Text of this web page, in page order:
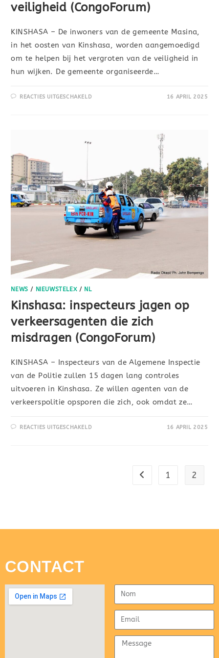
veiligheid (CongoForum)
KINSHASA – De inwoners van de gemeente Masina,
in het oosten van Kinshasa, worden aangemoedigd
om te helpen bij het vergroten van de veiligheid in
hun wijken. De gemeente organiseerde…
REACTIES UITGESCHAKELD 16 APRIL 2025
NEWS / NIEUWSTELEX/ NL
Kinshasa: inspecteurs jagen op
verkeersagenten die zich
misdragen (CongoForum)
KINSHASA – Inspecteurs van de Algemene Inspectie
van de Politie zullen 15 dagen lang controles
uitvoeren in Kinshasa. Ze willen agenten van de
verkeerspolitie opsporen die zich, ook omdat ze…
REACTIES UITGESCHAKELD 16 APRIL 2025
1 2
CONTACT